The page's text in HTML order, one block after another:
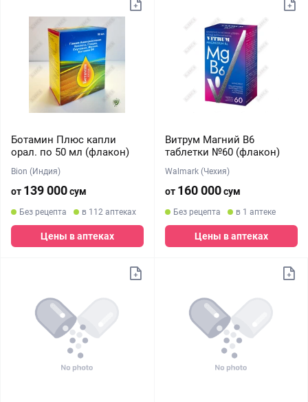
Ботамин Плюс капли
орал. по 50 мл (флакон)
Bion (Индия)
от 139 000сум
Без рецепта в 112 аптеках
Цены в аптеках
Витрум Магний В6
таблетки №60 (флакон)
Walmark (Чехия)
от 160 000сум
Без рецепта в 1 аптеке
Цены в аптеках